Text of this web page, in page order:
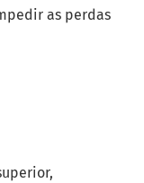
as perdas